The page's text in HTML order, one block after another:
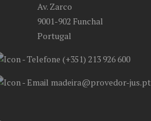
Av. Zarco
9001-902 Funchal
Portugal
(+351) 213 926 600
madeira@provedor-jus.pt